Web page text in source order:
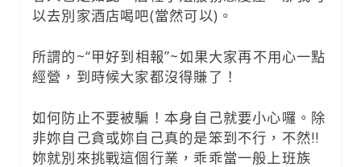
以去別家酒店喝吧(當然可以)。
所謂的~“甲好到相報”~如果大家再不用心一點
經營，到時候大家都沒得賺了！
如何防止不要被騙！本身自己就要小心囉。除
非妳自己貪或妳自己真的是笨到不行，不然!!
妳就別來挑戰這個行業，乖乖當一般上班族